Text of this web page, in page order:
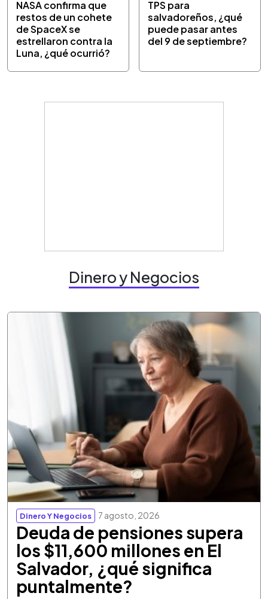
NASA confirma que
restos de un cohete
de SpaceX se
estrellaron contra la
Luna, ¿qué ocurrió?
TPS para
salvadoreños, ¿qué
puede pasar antes
del 9 de septiembre?
Dinero y Negocios
Dinero Y Negocios 7 agosto, 2026
Deuda de pensiones supera
los $11,600 millones en El
Salvador, ¿qué significa
puntalmente?